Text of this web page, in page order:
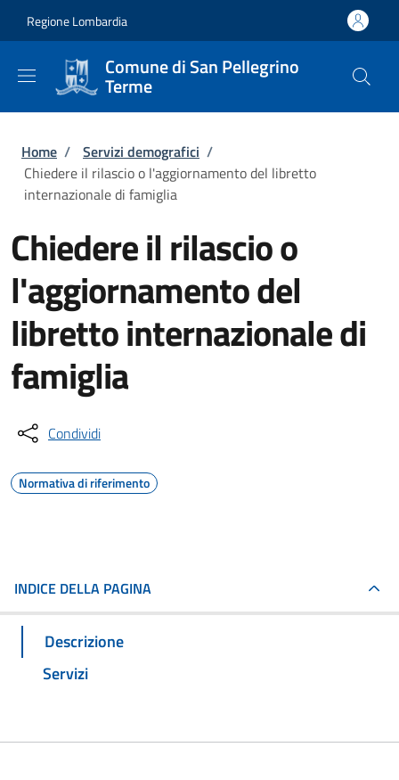
Regione Lombardia
Comune di San Pellegrino
Terme
Briciole di pane
Home / Servizi demografici /
Chiedere il rilascio o l'aggiornamento del libretto
internazionale di famiglia
Chiedere il rilascio o
l'aggiornamento del
libretto internazionale di
famiglia
Condividi
Normativa di riferimento
INDICE DELLA PAGINA
Descrizione
Servizi